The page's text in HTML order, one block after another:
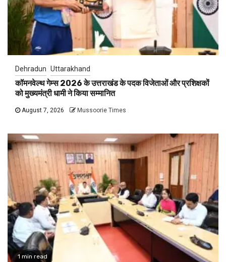
Dehradun Uttarakhand
कॉमनवेल्थ गेम्स 2026 के उत्तराखंड के पदक विजेताओं और प्रशिक्षकों
को मुख्यमंत्री धामी ने किया सम्मानित
August 7, 2026 Mussoorie Times
1 min read